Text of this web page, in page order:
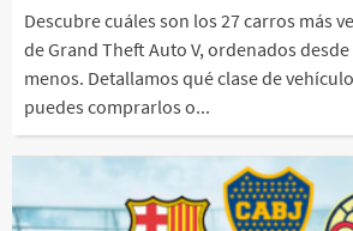
Descubre cuáles son los 27 carros más
de Grand Theft Auto V, ordenados desde
menos. Detallamos qué clase de
puedes comprarlos o...